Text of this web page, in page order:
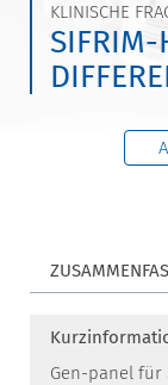
KLINISCHE
SIFRIM-
Gen-panel für